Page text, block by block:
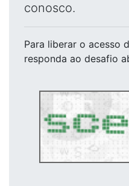
conosco.
Para liberar o acesso
responda ao desafio